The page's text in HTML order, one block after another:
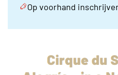
Op voorhand